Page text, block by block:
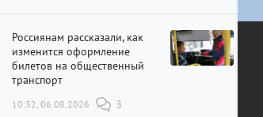
Россиянам рассказали, как
изменится оформление
билетов на общественный
транспорт
10:32, 06.08.2026 3